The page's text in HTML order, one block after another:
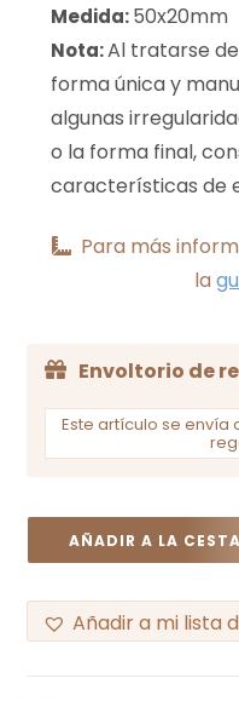
Medida:50x20mm
Nota:Al tratarse
forma única y
algunas
o la forma final,
características de
Para más
la
Envoltorio de
Este artículo se
AÑADIR A LA CESTA
Añadir a mi lista